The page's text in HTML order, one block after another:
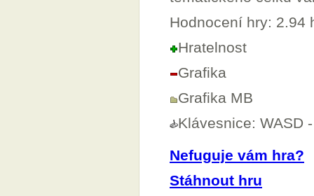
Hodnocení hry: 2.94
Hratelnost
Grafika
Grafika MB
Klávesnice: WASD
Nefuguje vám hra?
Stáhnout hru